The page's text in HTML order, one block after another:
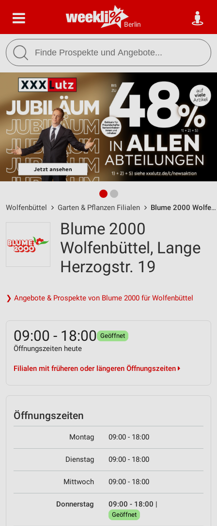
Berlin
Wolfenbüttel Garten & Pflanzen Filialen Blume 2000 Wolfenbüttel / Lange Herzogstr. 19 - Öffnungszeiten & Adresse
Blume 2000
Wolfenbüttel, Lange
Herzogstr. 19
❯ Angebote & Prospekte von Blume 2000 für Wolfenbüttel
09:00 - 18:00 Geöffnet
Öffnungszeiten heute
Filialen mit früheren oder längeren Öffnungszeiten
Öffnungszeiten
Montag 09:00 - 18:00
Dienstag 09:00 - 18:00
Mittwoch 09:00 - 18:00
Donnerstag 09:00 - 18:00 |
Geöffnet